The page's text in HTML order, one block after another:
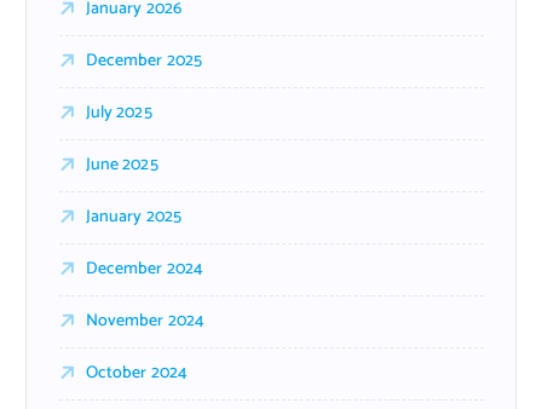
January 2026
December 2025
July 2025
June 2025
January 2025
December 2024
November 2024
October 2024